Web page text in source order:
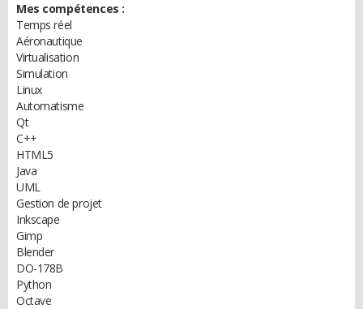
Mes compétences :
Temps réel
Aéronautique
Virtualisation
Simulation
Linux
Automatisme
Qt
C++
HTML5
Java
UML
Gestion de projet
Inkscape
Gimp
Blender
DO-178B
Python
Octave